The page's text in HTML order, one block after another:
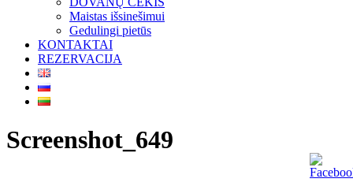
Maistas išsinešimui
Gedulingi pietūs
KONTAKTAI
REZERVACIJA
Screenshot_649